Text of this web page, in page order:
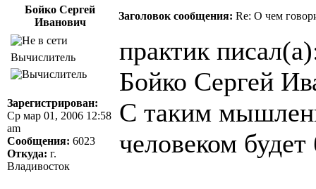
Бойко Сергей
Иванович
Заголовок сообщения: Re: О чем
Вычислитель
Зарегистрирован:
Ср мар 01, 2006 12:58
am
Сообщения: 6023
Откуда: г.
Владивосток
практик
Бойко Сергей
С таким
человеком